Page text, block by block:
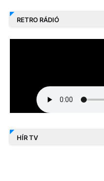
RETRO RÁDIÓ
HÍR TV